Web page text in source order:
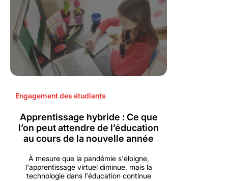
Engagement des étudiants
Apprentissage hybride : Ce que
l’on peut attendre de l’éducation
au cours de la nouvelle année
À mesure que la pandémie s'éloigne,
l'apprentissage virtuel diminue, mais la
technologie dans l'éducation continue